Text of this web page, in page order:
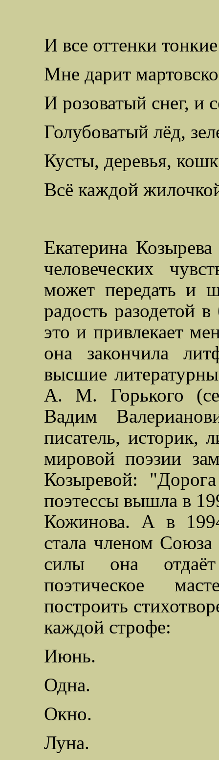
И все оттенки
Мне дарит
И розоватый снег, и
Голубоватый лёд,
Кусты, деревья,
Всё каждой
Екатерина
человеческих
может передать и
радость разодетой
это и привлекает
она закончила
высшие
А. М. Горького
Вадим
писатель, историк,
мировой поэзии
Козыревой:
поэтессы вышла в
Кожинова. А в 1994
стала членом
силы она
поэтическое
построить
каждой строфе:
Июнь.
Одна.
Окно.
Луна.